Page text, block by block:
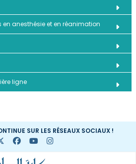
en anesthésie et en réanimation
ligne
SUR LES RÉSEAUX SOCIAUX !